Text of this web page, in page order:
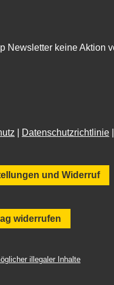
Newsletter keine Aktion
Datenschutzrichtlinie
und Widerruf
widerrufen
illegaler Inhalte